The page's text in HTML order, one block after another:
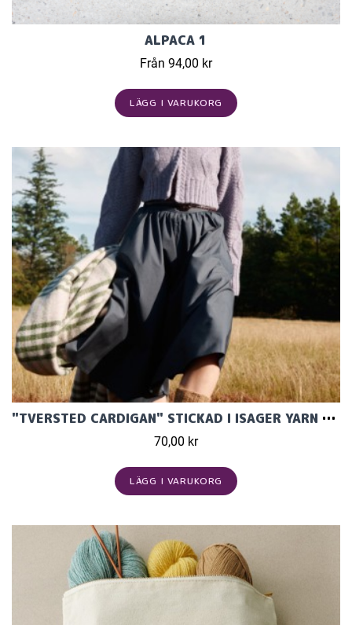
ALPACA 1
Från 94,00 kr
LÄGG I VARUKORG
"TVERSTED CARDIGAN" STICKAD I ISAGER YARN MÖNSTER PÅ SVENSKA
70,00 kr
LÄGG I VARUKORG